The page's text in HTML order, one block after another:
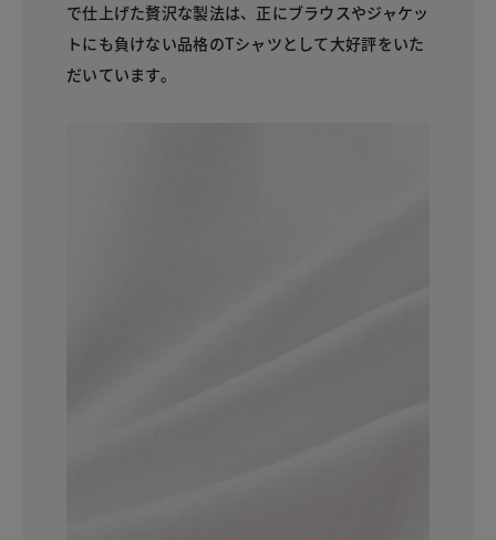
で仕上げた贅沢な製法は、正にブラウスやジャケッ
トにも負けない品格のTシャツとして大好評をいた
だいています。